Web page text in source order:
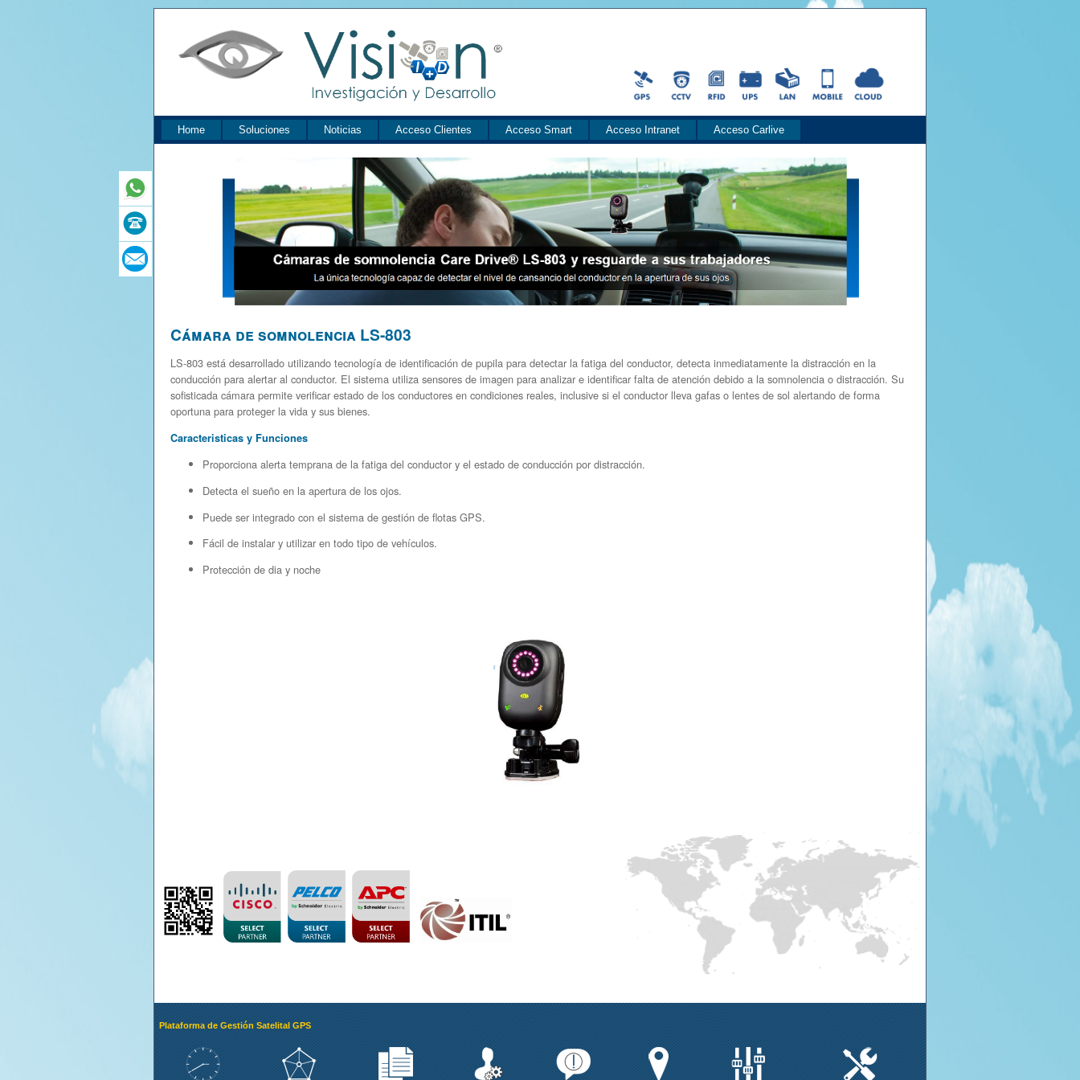
Home Soluciones Noticias Acceso Clientes Acceso Smart Acceso Intranet Acceso Carlive
Cámara de somnolencia LS-803
LS-803 está desarrollado utilizando tecnología de identificación de pupila para detectar la fatiga del conductor, detecta inmediatamente la distracción en la
conducción para alertar al conductor. El sistema utiliza sensores de imagen para analizar e identificar falta de atención debido a la somnolencia o distracción. Su
sofisticada cámara permite verificar estado de los conductores en condiciones reales, inclusive si el conductor lleva gafas o lentes de sol alertando de forma
oportuna para proteger la vida y sus bienes.
Caracteristicas y Funciones
Proporciona alerta temprana de la fatiga del conductor y el estado de conducción por distracción.
Detecta el sueño en la apertura de los ojos.
Puede ser integrado con el sistema de gestión de flotas GPS.
Fácil de instalar y utilizar en todo tipo de vehículos.
Protección de dia y noche
Plataforma de Gestión Satelital GPS